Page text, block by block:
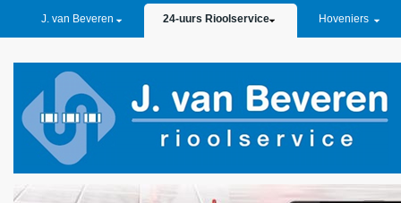
J. van Beveren 24-uurs Rioolservice Hoveniers